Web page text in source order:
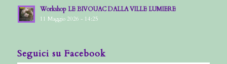
Workshop LE BIVOUAC DALLA VILLE LUMIERE
11 Maggio 2026 - 14:25
Seguici su Facebook